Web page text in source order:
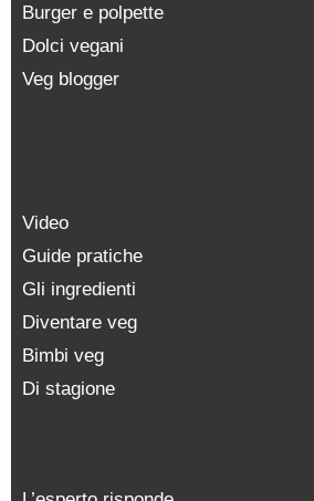
Burger e polpette
Dolci vegani
Veg blogger
Video
Guide pratiche
Gli ingredienti
Diventare veg
Bimbi veg
Di stagione